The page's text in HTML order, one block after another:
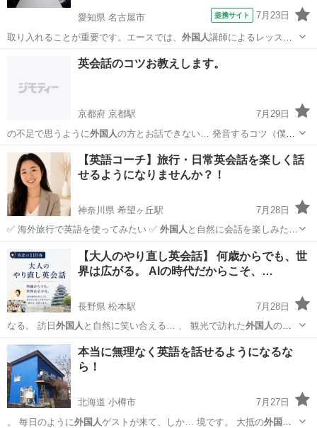
愛知県 名古屋市 提携サイト 7月23日
取り入れることが重要です。エースでは、 外国人講師によるレッスン
を、少人数でお受けい…
名古屋市 英会話
英会話のコツお教えします。
京都府 京都駅
7月29日
の不足で思うように外国人の方とお話できない… 発音するコツ（僕は
外国人の方から、Your…
京都 京都市 京都駅 英会話 外国人
【英語コーチ】旅行・日常英会話を楽しく話
せるようになりませんか？！
神奈川県 希望ヶ丘駅
7月28日
✅ 海外旅行で英語を使ってみたい ✅ 外国人 と自然に会話を楽しみたい
✅ 教科書で…
神奈川 希望ヶ丘駅 英会話 コーチ
【大人のやり直し英会話】 何歳からでも、世
界は広がる。 AIの時代だからこそ、…
長野県 松本駅
7月28日
なる。 訪日 外国人 と自然に笑い合える… 、 観光で訪れた外国人の方
と、 実際に… みたい ✔外国人と自然に話してみた…
長野 松本市 松本駅 英会話 海外旅行
本当に無理なく英語を話せるようになるな
ら！
北海道 小樽市
7月27日
。 毎日のように外国人 ゲストが来て、しか… 境です。 大抵の外国人